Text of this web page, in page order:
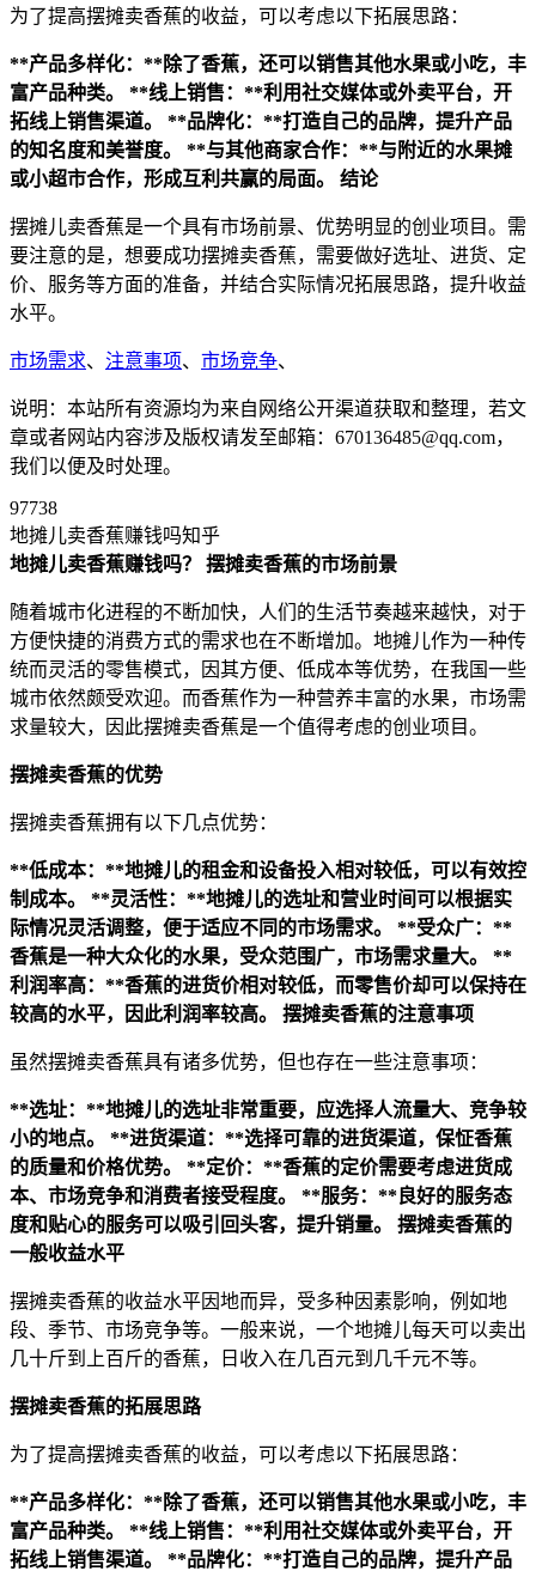
为了提高摆摊卖香蕉的收益，可以考虑以下拓展思路：
**产品多样化：**除了香蕉，还可以销售其他水果或小吃，丰
富产品种类。
**线上销售：**利用社交媒体或外卖平台，开
拓线上销售渠道。
**品牌化：**打造自己的品牌，提升产品
的知名度和美誉度。
**与其他商家合作：**与附近的水果摊
或小超市合作，形成互利共赢的局面。
结论
摆摊儿卖香蕉是一个具有市场前景、优势明显的创业项目。需
要注意的是，想要成功摆摊卖香蕉，需要做好选址、进货、定
价、服务等方面的准备，并结合实际情况拓展思路，提升收益
水平。
市场需求、 注意事项、 市场竞争、
说明：本站所有资源均为来自网络公开渠道获取和整理，若文
章或者网站内容涉及版权请发至邮箱：670136485@qq.com，
我们以便及时处理。
97738
地摊儿卖香蕉赚钱吗知乎
地摊儿卖香蕉赚钱吗？
摆摊卖香蕉的市场前景
随着城市化进程的不断加快，人们的生活节奏越来越快，对于
方便快捷的消费方式的需求也在不断增加。地摊儿作为一种传
统而灵活的零售模式，因其方便、低成本等优势，在我国一些
城市依然颇受欢迎。而香蕉作为一种营养丰富的水果，市场需
求量较大，因此摆摊卖香蕉是一个值得考虑的创业项目。
摆摊卖香蕉的优势
摆摊卖香蕉拥有以下几点优势：
**低成本：**地摊儿的租金和设备投入相对较低，可以有效控
制成本。
**灵活性：**地摊儿的选址和营业时间可以根据实
际情况灵活调整，便于适应不同的市场需求。
**受众广：**
香蕉是一种大众化的水果，受众范围广，市场需求量大。
**
利润率高：**香蕉的进货价相对较低，而零售价却可以保持在
较高的水平，因此利润率较高。
摆摊卖香蕉的注意事项
虽然摆摊卖香蕉具有诸多优势，但也存在一些注意事项：
**选址：**地摊儿的选址非常重要，应选择人流量大、竞争较
小的地点。
**进货渠道：**选择可靠的进货渠道，保怔香蕉
的质量和价格优势。
**定价：**香蕉的定价需要考虑进货成
本、市场竞争和消费者接受程度。
**服务：**良好的服务态
度和贴心的服务可以吸引回头客，提升销量。
摆摊卖香蕉的
一般收益水平
摆摊卖香蕉的收益水平因地而异，受多种因素影响，例如地
段、季节、市场竞争等。一般来说，一个地摊儿每天可以卖出
几十斤到上百斤的香蕉，日收入在几百元到几千元不等。
摆摊卖香蕉的拓展思路
为了提高摆摊卖香蕉的收益，可以考虑以下拓展思路：
**产品多样化：**除了香蕉，还可以销售其他水果或小吃，丰
富产品种类。
**线上销售：**利用社交媒体或外卖平台，开
拓线上销售渠道。
**品牌化：**打造自己的品牌，提升产品